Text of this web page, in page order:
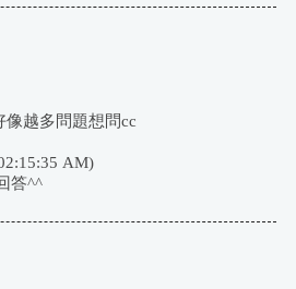
像越多問題想問cc
AM)
答^^